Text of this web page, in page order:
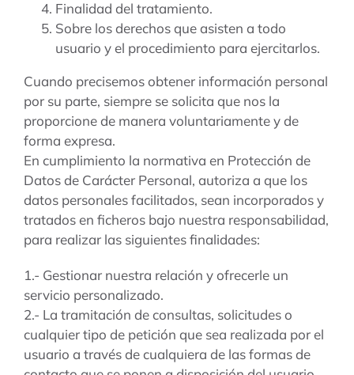
Finalidad del tratamiento.
Sobre los derechos que asisten a todo
usuario y el procedimiento para ejercitarlos.
Cuando precisemos obtener información personal
por su parte, siempre se solicita que nos la
proporcione de manera voluntariamente y de
forma expresa.
En cumplimiento la normativa en Protección de
Datos de Carácter Personal, autoriza a que los
datos personales facilitados, sean incorporados y
tratados en ficheros bajo nuestra responsabilidad,
para realizar las siguientes finalidades:
1.- Gestionar nuestra relación y ofrecerle un
servicio personalizado.
2.- La tramitación de consultas, solicitudes o
cualquier tipo de petición que sea realizada por el
usuario a través de cualquiera de las formas de